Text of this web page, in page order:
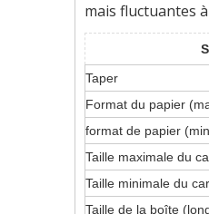
mais fluctuantes
Taper
Format du papier
format de papier
Taille maximale du
Taille minimale du
Taille de la boîte